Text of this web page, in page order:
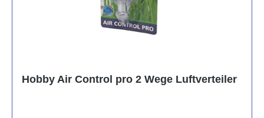
Hobby Air Control pro 2 Wege Luftverteiler